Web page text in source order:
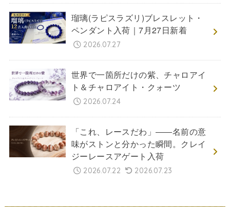
瑠璃(ラピスラズリ)ブレスレット・
ペンダント入荷｜7月27日新着
2026.07.27
世界で一箇所だけの紫、チャロアイ
ト＆チャロアイト・クォーツ
2026.07.24
「これ、レースだわ」――名前の意
味がストンと分かった瞬間。クレイ
ジーレースアゲート入荷
2026.07.22 2026.07.23